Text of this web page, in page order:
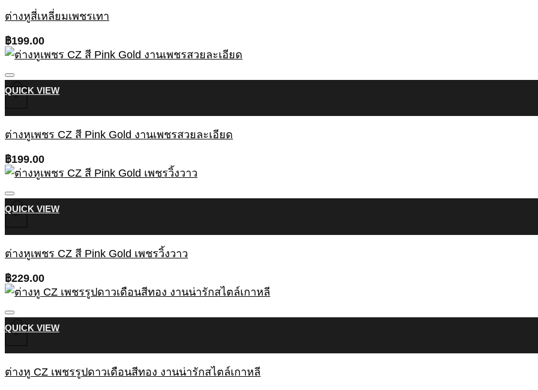
ต่างหูสี่เหลี่ยมเพชรเทา
฿199.00
+
QUICK VIEW
ต่างหูเพชร CZ สี Pink Gold งานเพชรสวยละเอียด
฿199.00
+
QUICK VIEW
ต่างหูเพชร CZ สี Pink Gold เพชรวิ้งวาว
฿229.00
+
QUICK VIEW
ต่างหู CZ เพชรรูปดาวเดือนสีทอง งานน่ารักสไตล์เกาหลี